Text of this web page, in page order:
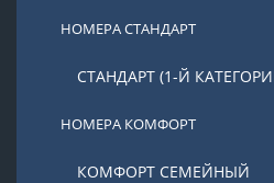
НОМЕРА СТАНДАРТ
СТАНДАРТ (1-Й
НОМЕРА КОМФОРТ
КОМФОРТ СЕМЕЙНЫЙ